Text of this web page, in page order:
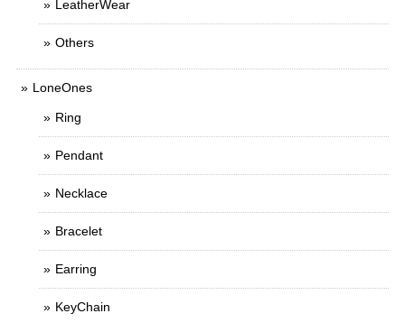
LeatherWear
Others
LoneOnes
Ring
Pendant
Necklace
Bracelet
Earring
KeyChain